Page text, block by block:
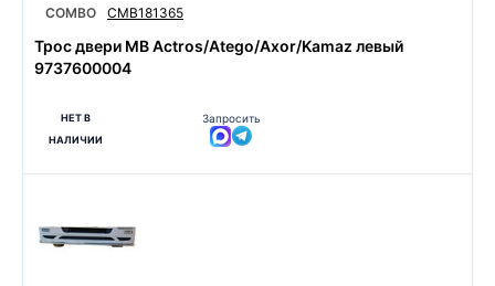
COMBO CMB181365
Трос двери MB Actros/Atego/Axor/Kamaz левый
9737600004
НЕТ В
НАЛИЧИИ
Запросить